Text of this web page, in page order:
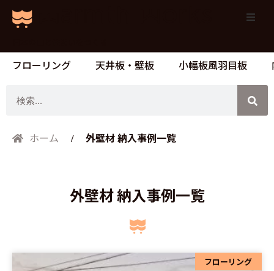
フローリング 天井板・壁板 小幅板風羽目板
ホーム
外壁材 納入事例一覧
外壁材 納入事例一覧
フローリング
ペペ
ペ